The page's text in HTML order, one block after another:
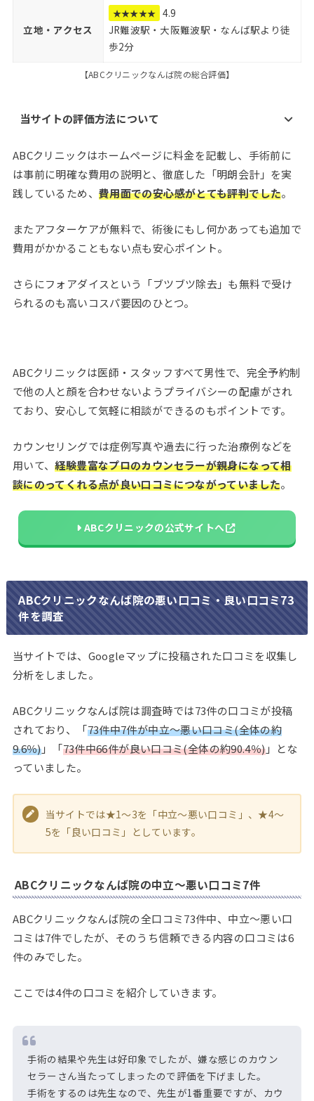
立地・アクセス
★★★★★ 4.9
JR難波駅・大阪難波駅・なんば駅より徒
歩2分
【ABCクリニックなんば院の総合評価】
当サイトの評価方法について
ABCクリニックはホームページに料金を記載し、手術前に
は事前に明確な費用の説明と、徹底した「明朗会計」を実
践しているため、 費用面での安心感がとても評判でした。
またアフターケアが無料で、術後にもし何かあっても追加で
費用がかかることもない点も安心ポイント。
さらにフォアダイスという「ブツブツ除去」も無料で受け
られるのも高いコスパ要因のひとつ。
ABCクリニックは医師・スタッフすべて男性で、完全予約制
で他の人と顔を合わせないようプライバシーの配慮がされ
ており、安心して気軽に相談ができるのもポイントです。
カウンセリングでは症例写真や過去に行った治療例などを
用いて、経験豊富なプロのカウンセラーが親身になって相
談にのってくれる点が良い口コミにつながっていました。
ABCクリニックの公式サイトへ
ABCクリニックなんば院の悪い口コミ・良い口コミ73
件を調査
当サイトでは、Googleマップに投稿された口コミを収集し
分析をしました。
ABCクリニックなんば院は調査時では73件の口コミが投稿
されており、「73件中7件が中立～悪い口コミ(全体の約
9.6％)」「73件中66件が良い口コミ(全体の約90.4％)」とな
っていました。
当サイトでは★1～3を「中立～悪い口コミ」、★4～
5を「良い口コミ」としています。
ABCクリニックなんば院の中立～悪い口コミ7件
ABCクリニックなんば院の全口コミ73件中、中立～悪い口
コミは7件でしたが、そのうち信頼できる内容の口コミは6
件のみでした。
ここでは4件の口コミを紹介していきます。
手術の結果や先生は好印象でしたが、嫌な感じのカウン
セラーさん当たってしまったので評価を下げました。
手術をするのは先生なので、先生が1番重要ですが、カウ